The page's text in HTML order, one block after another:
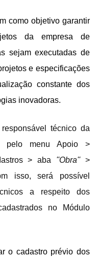
como objetivo garantir
da empresa de
sejam executadas de
e especificações
constante dos
inovadoras.
técnico da
pelo menuApoio >
> aba ''Obra''>
isso, será possível
a respeito dos
no Módulo
o cadastro prévio dos